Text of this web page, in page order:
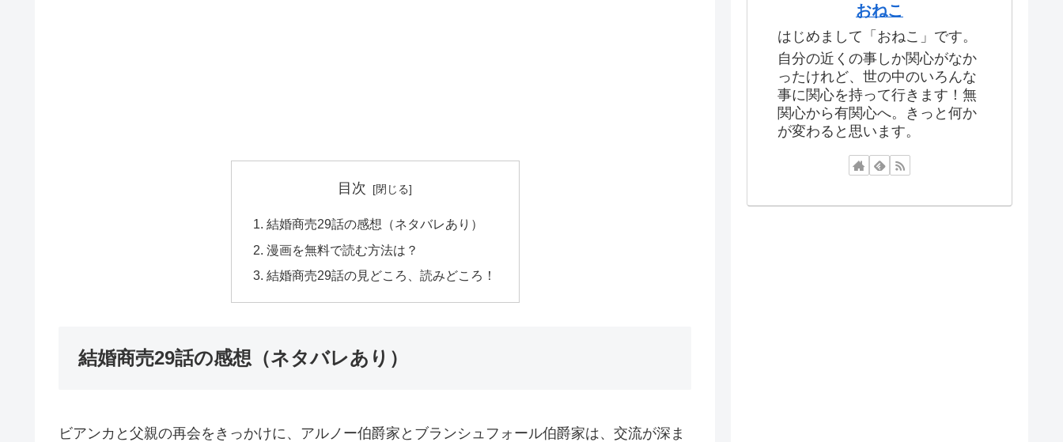
目次
結婚商売29話の感想（ネタバレあり）
漫画を無料で読む方法は？
結婚商売29話の見どころ、読みどころ！
結婚商売29話の感想（ネタバレあり）
ビアンカと父親の再会をきっかけに、アルノー伯爵家とブランシュフォール伯爵家は、交流が深ま
おねこ
はじめまして「おねこ」です。
自分の近くの事しか関心がなか
ったけれど、世の中のいろんな
事に関心を持って行きます！無
関心から有関心へ。きっと何か
が変わると思います。